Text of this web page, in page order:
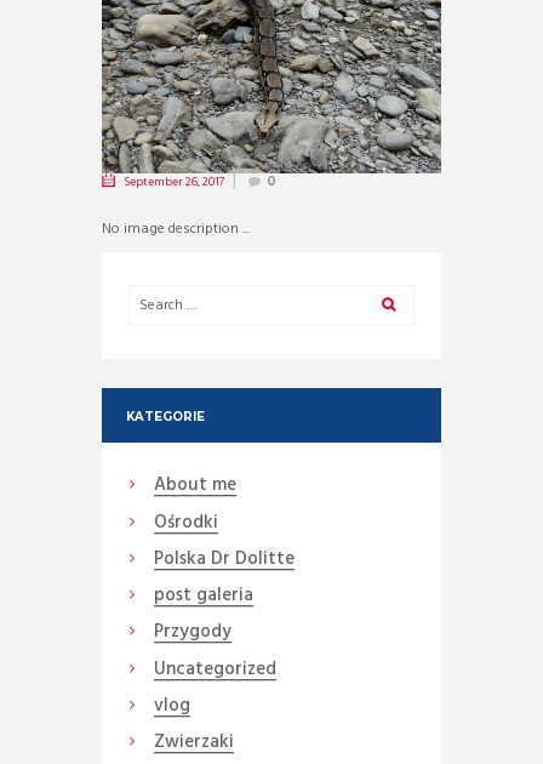
September 26, 2017 0
No image description ...
KATEGORIE
About me
Ośrodki
Polska Dr Dolitte
post galeria
Przygody
Uncategorized
vlog
Zwierzaki